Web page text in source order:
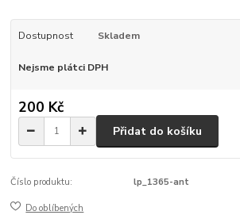
Dostupnost Skladem
Nejsme plátci DPH
200 Kč
Přidat do košíku
Číslo produktu: lp_1365-ant
Do oblíbených